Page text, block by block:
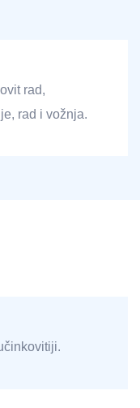
rad,
rad i vožnja.